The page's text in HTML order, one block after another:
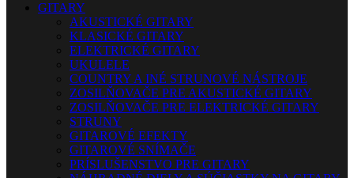
GITARY
AKUSTICKÉ GITARY
KLASICKÉ GITARY
ELEKTRICKÉ GITARY
UKULELE
COUNTRY A INÉ STRUNOVÉ NÁSTROJE
ZOSILŇOVAČE PRE AKUSTICKÉ GITARY
ZOSILŇOVAČE PRE ELEKTRICKÉ GITARY
STRUNY
GITAROVÉ EFEKTY
GITAROVÉ SNÍMAČE
PRÍSLUŠENSTVO PRE GITARY